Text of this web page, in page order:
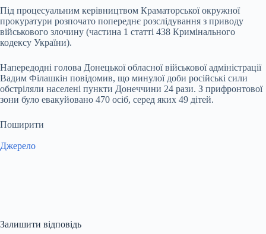
Під процесуальним керівництвом Краматорської окружної
прокуратури розпочато попереднє розслідування з приводу
військового злочину (частина 1 статті 438 Кримінального
кодексу України).
Напередодні голова Донецької обласної військової адміністрації
Вадим Філашкін повідомив, що минулої доби російські сили
обстріляли населені пункти Донеччини 24 рази. З прифронтової
зони було евакуйовано 470 осіб, серед яких 49 дітей.
Поширити
Джерело
Залишити відповідь